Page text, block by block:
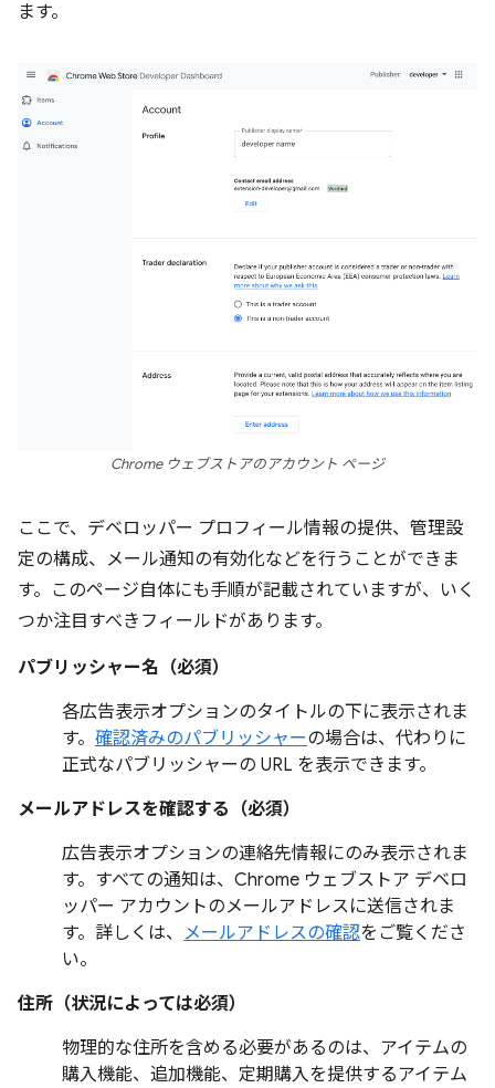
ます。
Chrome ウェブストアのアカウント ページ
ここで、デベロッパー プロフィール情報の提供、管理設
定の構成、メール通知の有効化などを行うことができま
す。このページ自体にも手順が記載されていますが、いく
つか注目すべきフィールドがあります。
パブリッシャー名（必須）
各広告表示オプションのタイトルの下に表示されま
す。 確認済みのパブリッシャーの場合は、代わりに
正式なパブリッシャーの URL を表示できます。
メールアドレスを確認する（必須）
広告表示オプションの連絡先情報にのみ表示されま
す。すべての通知は、Chrome ウェブストア デベロ
ッパー アカウントのメールアドレスに送信されま
す。詳しくは、 メールアドレスの確認をご覧くださ
い。
住所（状況によっては必須）
物理的な住所を含める必要があるのは、アイテムの
購入機能、追加機能、定期購入を提供するアイテム